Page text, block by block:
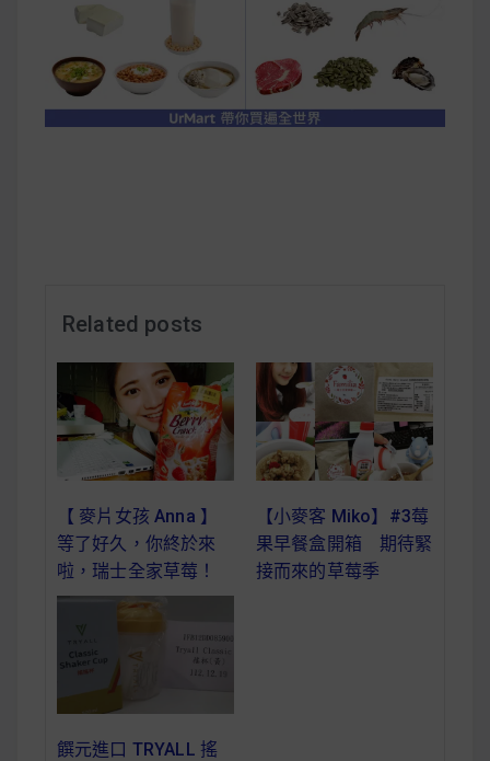
七大經典健身疑問，不要再被這些問題困擾
啦！
蔬食純素營養
純素料理食譜
蔬食純素餐廳推薦
Related posts
【 麥片女孩 Anna 】
等了好久，你終於來
啦，瑞士全家草莓！
【小麥客 Miko】#3莓
果早餐盒開箱 期待緊
接而來的草莓季
饌元進口 TRYALL 搖